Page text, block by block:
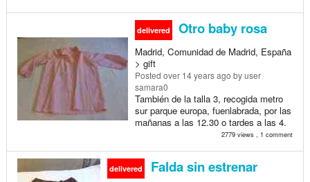
delivered Otro baby rosa
Madrid, Comunidad de Madrid, España
> gift
Posted over 14 years ago by user
samara0
También de la talla 3, recogida metro
sur parque europa, fuenlabrada, por las
mañanas a las 12.30 o tardes a las 4.
2779 views , 1 comment
delivered Falda sin estrenar